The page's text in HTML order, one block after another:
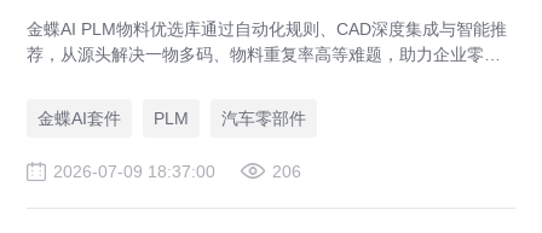
金蝶AI PLM物料优选库通过自动化规则、CAD深度集成与智能推
荐，从源头解决一物多码、物料重复率高等难题，助力企业零部
金蝶AI套件
PLM 汽车零部件
2026-07-09 18:37:00 206